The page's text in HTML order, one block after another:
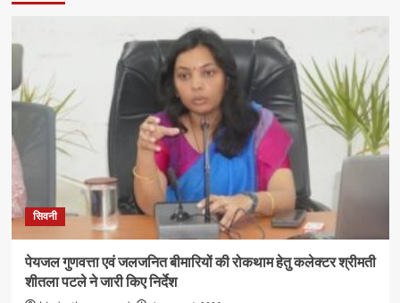
सिवनी
पेयजल गुणवत्ता एवं जलजनित बीमारियों की रोकथाम हेतु कलेक्टर श्रीमती
शीतला पटले ने जारी किए निर्देश